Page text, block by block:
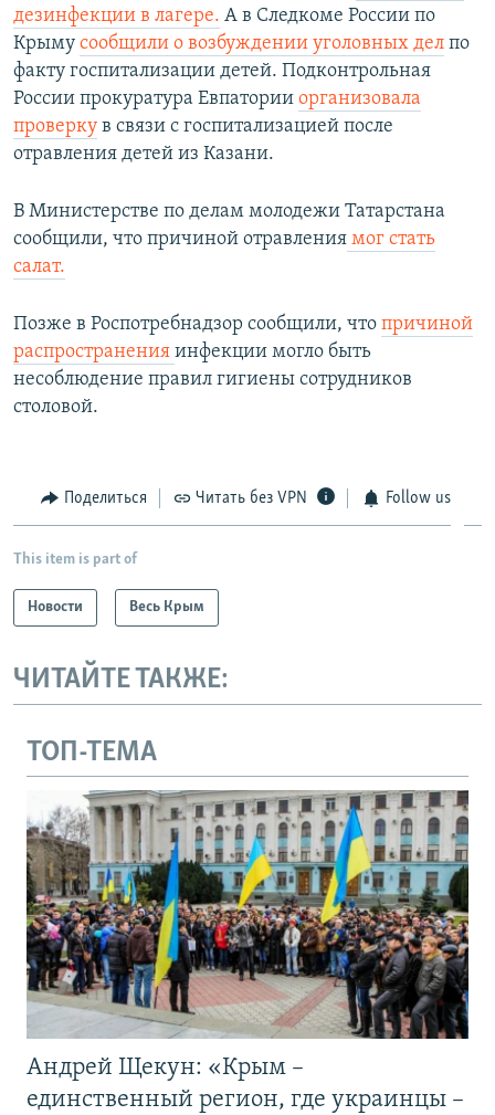
дезинфекции в лагере. А в Следкоме России по
Крыму сообщили о возбуждении уголовных дел по
факту госпитализации детей. Подконтрольная
России прокуратура Евпатории организовала
проверку в связи с госпитализацией после
отравления детей из Казани.
В Министерстве по делам молодежи Татарстана
сообщили, что причиной отравления мог стать
салат.
Позже в Роспотребнадзор сообщили, что причиной
распространения инфекции могло быть
несоблюдение правил гигиены сотрудников
столовой.
Поделиться Читать без VPN Follow us
This item is part of
Новости Весь Крым
ЧИТАЙТЕ ТАКЖЕ:
ТОП-ТЕМА
Андрей Щекун: «Крым –
единственный регион, где украинцы –